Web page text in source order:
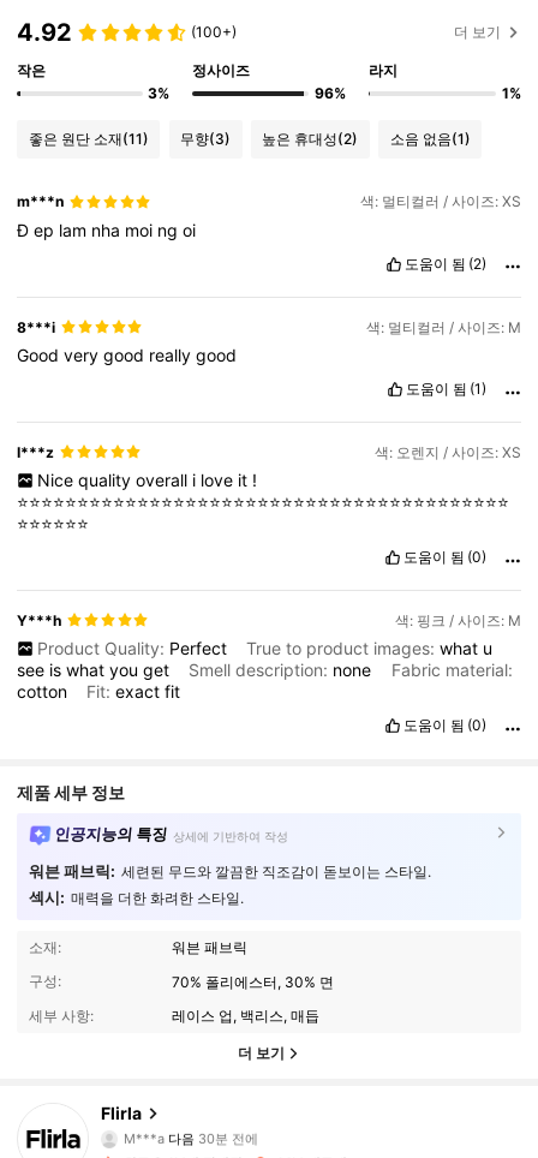
4.92 (100+) 더 보기
작은
3%
정사이즈
96%
라지
1%
좋은 원단 소재(11) 무향(3) 높은 휴대성(2) 소음 없음(1)
m***n 색: 멀티컬러 / 사이즈: XS
Đep lam nha moi ngoi
도움이 됨 (2)
8***i 색: 멀티컬러 / 사이즈: M
Goodverygood reallygood
도움이 됨 (1)
I***z 색: 오렌지 / 사이즈: XS
Nice quality overall i love it !
⭐️⭐️⭐️⭐️⭐️⭐️⭐️⭐️⭐️⭐️⭐️⭐️⭐️⭐️⭐️⭐️⭐️⭐️⭐️⭐️⭐️⭐️⭐️⭐️⭐️⭐️⭐️⭐️⭐️⭐️⭐️⭐️⭐️⭐️⭐️⭐️⭐️⭐️⭐️⭐️⭐️
⭐️⭐️⭐️⭐️⭐️⭐️
도움이 됨 (0)
Y***h 색: 핑크 / 사이즈: M
Product Quality: Perfect True to product images: what u
see iswhatyouget Smell description: none
Fabric material:
cotton
Fit:exactfit
도움이 됨 (0)
제품 세부 정보
인공지능의 특징 상세에 기반하여 작성
워븐 패브릭: 세련된 무드와 깔끔한 직조감이 돋보이는 스타일.
섹시: 매력을 더한 화려한 스타일.
소재:
워븐 패브릭
구성:
70% 폴리에스터, 30% 면
세부 사항:
레이스 업, 백리스, 매듭
더 보기
FlirlaM***a
v***0가 탐색 중입니다